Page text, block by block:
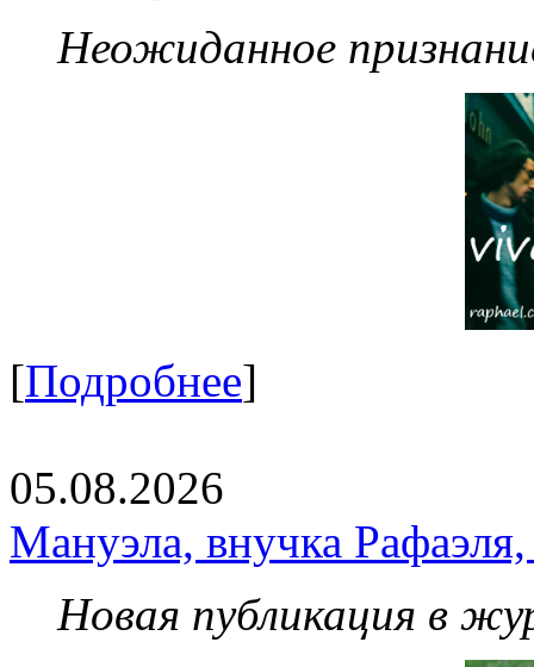
Неожиданное
[Подробнее]
05.08.2026
Мануэла, внучка
Новая публикация в